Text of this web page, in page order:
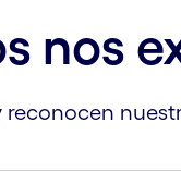
nos
reconocen